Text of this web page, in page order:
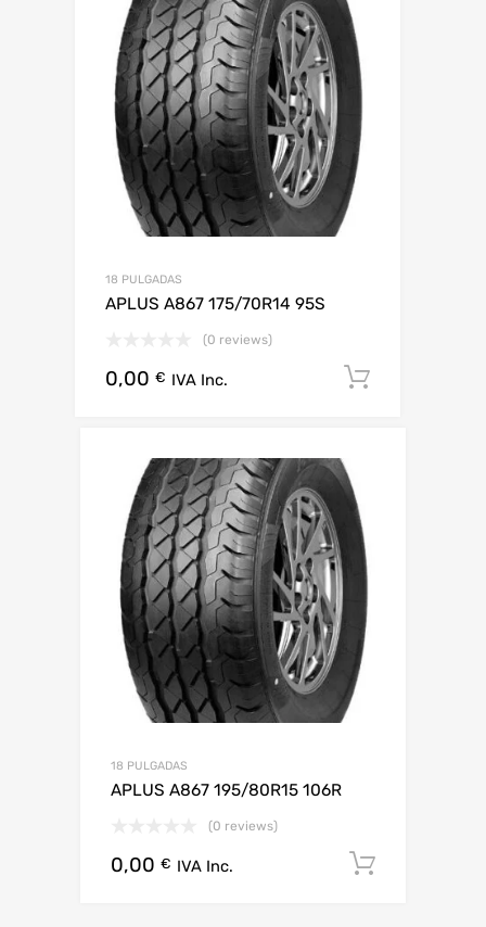
18 PULGADAS
APLUS A867 175/70R14 95S
(0 reviews)
0,00 € IVA Inc.
18 PULGADAS
APLUS A867 195/80R15 106R
(0 reviews)
0,00 € IVA Inc.